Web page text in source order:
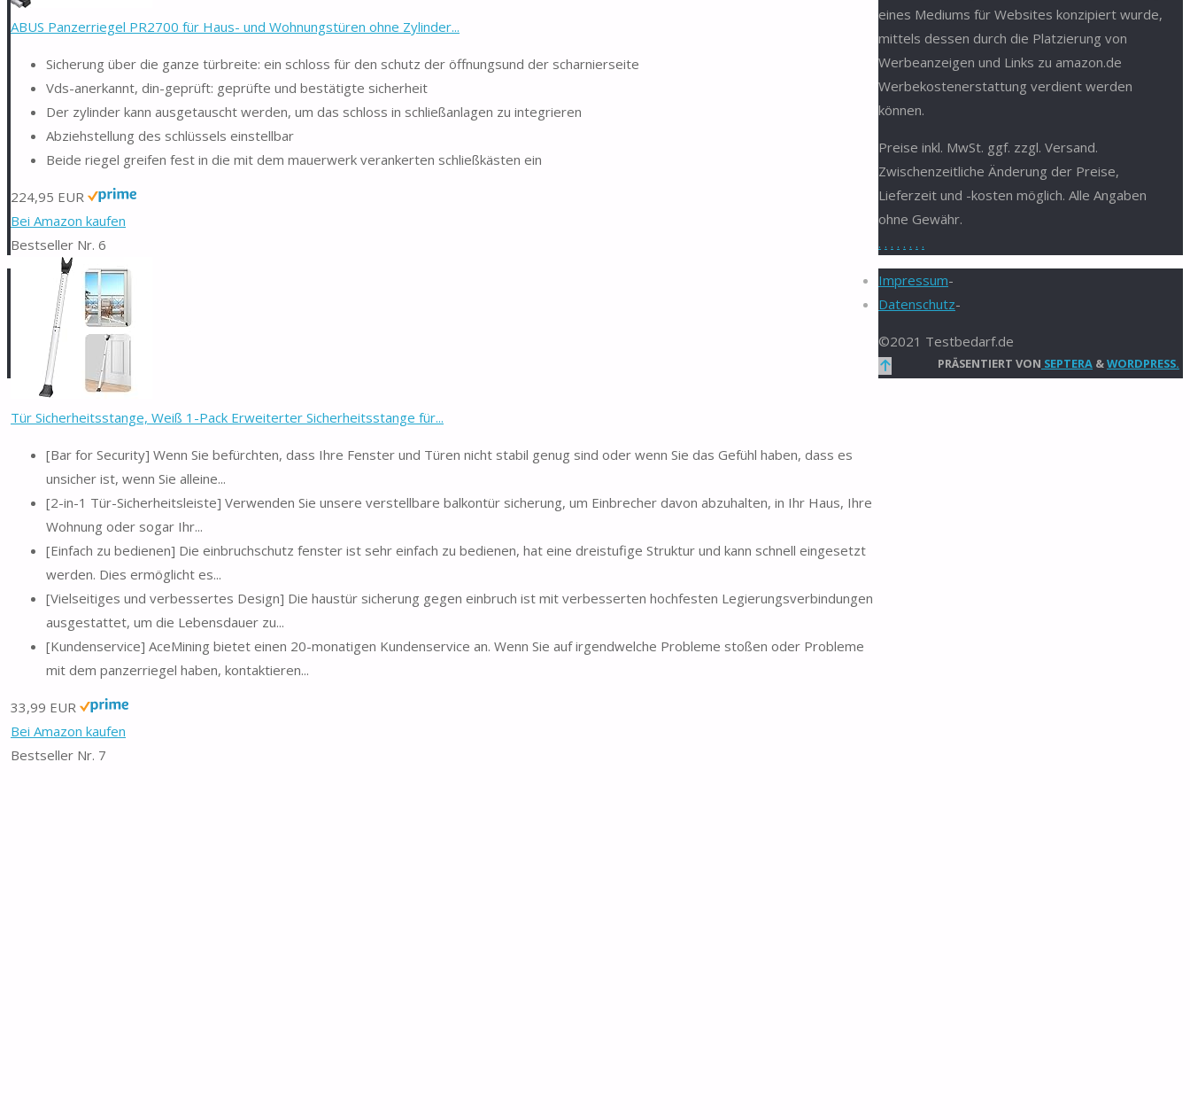
ABUS Panzerriegel PR2700 für Haus- und Wohnungstüren ohne Zylinder...
Sicherung über die ganze türbreite: ein schloss für den schutz der öffnungsund der scharnierseite
Vds-anerkannt, din-geprüft: geprüfte und bestätigte sicherheit
Der zylinder kann ausgetauscht werden, um das schloss in schließanlagen zu integrieren
Abziehstellung des schlüssels einstellbar
Beide riegel greifen fest in die mit dem mauerwerk verankerten schließkästen ein
224,95 EUR
Bei Amazon kaufen
Bestseller Nr. 6
Tür Sicherheitsstange, Weiß 1-Pack Erweiterter Sicherheitsstange für...
[Bar for Security] Wenn Sie befürchten, dass Ihre Fenster und Türen nicht stabil genug sind oder wenn Sie das Gefühl haben, dass es
unsicher ist, wenn Sie alleine...
[2-in-1 Tür-Sicherheitsleiste] Verwenden Sie unsere verstellbare balkontür sicherung, um Einbrecher davon abzuhalten, in Ihr Haus, Ihre
Wohnung oder sogar Ihr...
[Einfach zu bedienen] Die einbruchschutz fenster ist sehr einfach zu bedienen, hat eine dreistufige Struktur und kann schnell eingesetzt
werden. Dies ermöglicht es...
[Vielseitiges und verbessertes Design] Die haustür sicherung gegen einbruch ist mit verbesserten hochfesten Legierungsverbindungen
ausgestattet, um die Lebensdauer zu...
[Kundenservice] AceMining bietet einen 20-monatigen Kundenservice an. Wenn Sie auf irgendwelche Probleme stoßen oder Probleme
mit dem panzerriegel haben, kontaktieren...
33,99 EUR
Bei Amazon kaufen
Bestseller Nr. 7
eines Mediums für Websites konzipiert wurde,
mittels dessen durch die Platzierung von
Werbeanzeigen und Links zu amazon.de
Werbekostenerstattung verdient werden
können.
Preise inkl. MwSt. ggf. zzgl. Versand.
Zwischenzeitliche Änderung der Preise,
Lieferzeit und -kosten möglich. Alle Angaben
ohne Gewähr.
. . . . . . . .
Impressum-
Datenschutz-
©2021 Testbedarf.de
PRÄSENTIERT VON SEPTERA &WORDPRESS.
Zurück